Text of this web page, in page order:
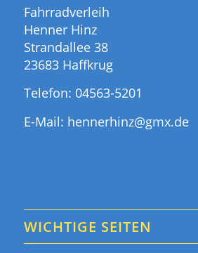
Fahrradverleih
Henner Hinz
Strandallee 38
23683 Haffkrug
Telefon: 04563-5201
E-Mail: hennerhinz@gmx.de
WICHTIGE SEITEN